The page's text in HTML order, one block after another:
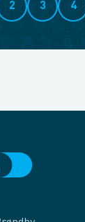
2 3 4